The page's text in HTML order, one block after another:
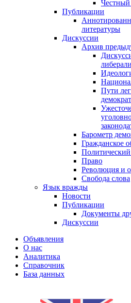
Честный
Публикации
литературы
Дискуссии
Архив
Пути
Барометр
Гражданское
Право
Революция и
Свобода слова
Язык вражды
Новости
Публикации
Документы
Дискуссии
Объявления
О нас
Аналитика
Справочник
База данных